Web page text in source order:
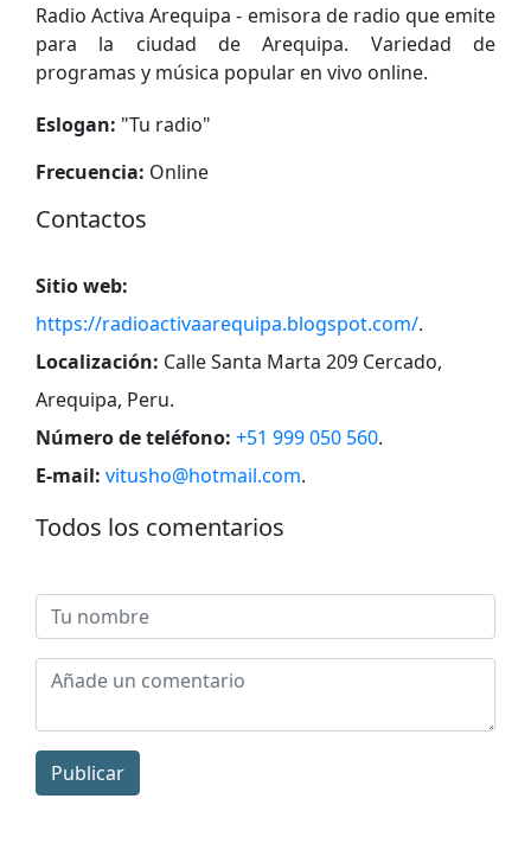
Radio Activa Arequipa - emisora de radio que emite
para la ciudad de Arequipa. Variedad de
programas y música popular en vivo online.
Eslogan: "Tu radio"
Frecuencia: Online
Contactos
Sitio web:
https://radioactivaarequipa.blogspot.com/.
Localización: Calle Santa Marta 209 Cercado,
Arequipa, Peru.
Número de teléfono: +51 999 050 560.
E-mail: vitusho@hotmail.com.
Todos los comentarios
Publicar